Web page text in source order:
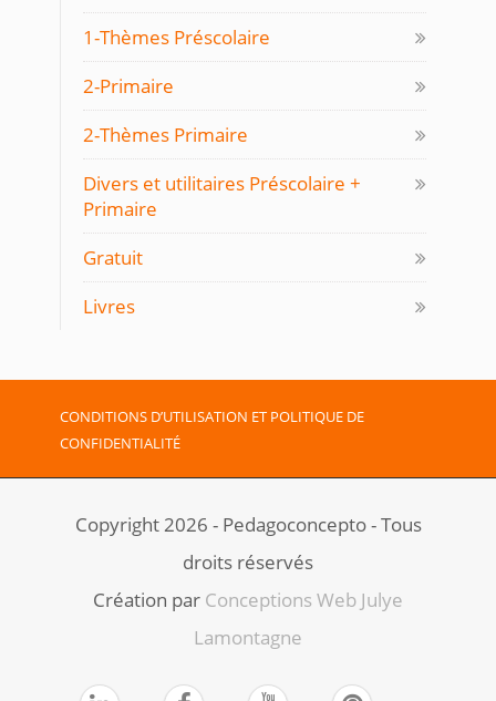
1-Thèmes Préscolaire
2-Primaire
2-Thèmes Primaire
Divers et utilitaires Préscolaire +
Primaire
Gratuit
Livres
CONDITIONS D’UTILISATION ET POLITIQUE DE
CONFIDENTIALITÉ
Copyright 2026 - Pedagoconcepto - Tous
droits réservés
Création par ​ Conceptions Web Julye
Lamontagne